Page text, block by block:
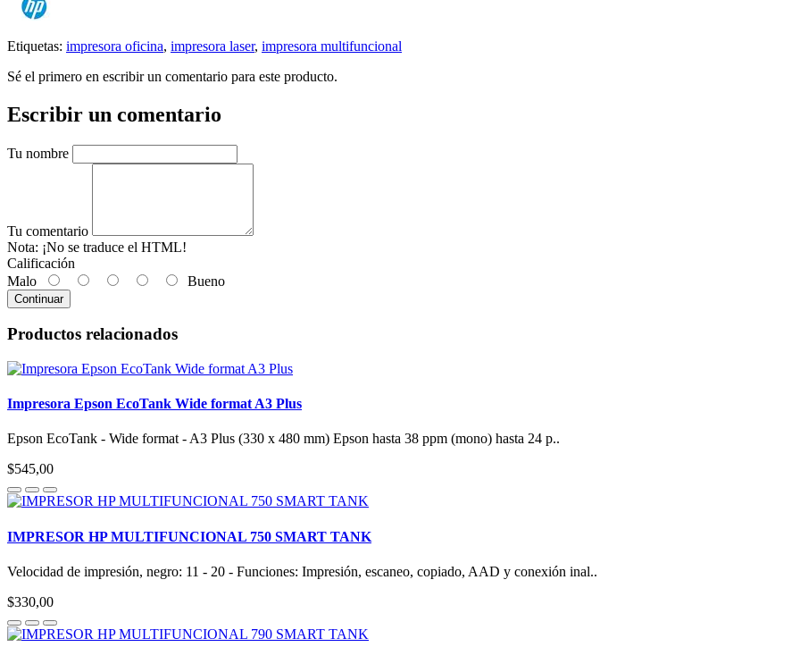
Etiquetas: impresora oficina, impresora laser, impresora multifuncional
Sé el primero en escribir un comentario para este producto.
Escribir un comentario
Tu nombre
Tu comentario
Nota: ¡No se traduce el HTML!
Calificación
Malo
Bueno
Continuar
Productos relacionados
Impresora Epson EcoTank Wide format A3 Plus
Epson EcoTank - Wide format - A3 Plus (330 x 480 mm) Epson hasta 38 ppm (mono) hasta 24 p..
$545,00
IMPRESOR HP MULTIFUNCIONAL 750 SMART TANK
Velocidad de impresión, negro: 11 - 20 - Funciones: Impresión, escaneo, copiado, AAD y conexión inal..
$330,00